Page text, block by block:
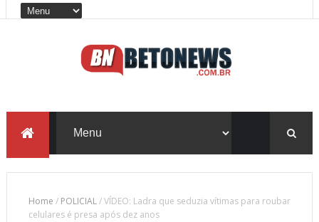
Home / POLICIAL/VÍDEO: Ladra que seduzia vítimas para roubar
celulares é presa após dez anos